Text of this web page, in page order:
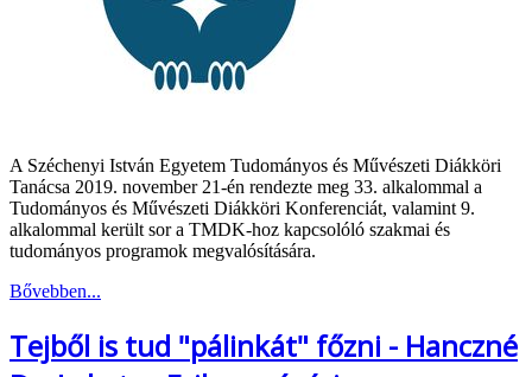
A Széchenyi István Egyetem Tudományos és Művészeti Diákköri
Tanácsa 2019. november 21-én rendezte meg 33. alkalommal a
Tudományos és Művészeti Diákköri Konferenciát, valamint 9.
alkalommal került sor a TMDK-hoz kapcsolóló szakmai és
tudományos programok megvalósítására.
Bővebben...
Tejből is tud "pálinkát" főzni - Hanczné